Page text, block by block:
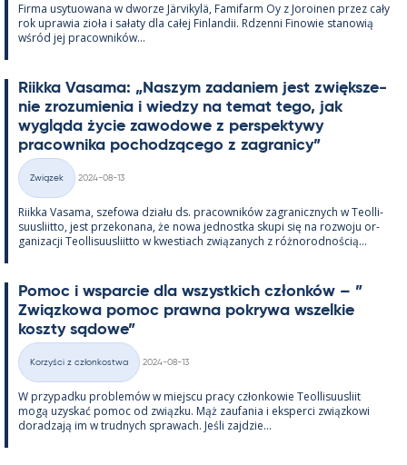
Firma usy­tuowana w dworze Jär­vi­kylä, Fa­mi­farm Oy z Jo­roi­nen przez cały
rok uprawia zioła i sałaty dla całej Fin­lan­dii. Rdzenni Fi­nowie sta­nowią
wśród jej pracow­ników...
Riikka Va­sama: „Naszym za­da­niem jest zwiększe­
nie zrozu­mie­nia i wiedzy na te­mat tego, jak
wygląda życie zawo­dowe z pers­pek­tywy
pracow­nika poc­hodzącego z za­gra­nicy”
Kategorie
Związek
2024-08-13
Riikka Va­sama, sze­fowa działu ds. pracow­ników za­gra­nicz­nych w Teol­li­
suus­liitto, jest prze­ko­nana, że nowa jed­nostka skupi się na rozwoju or­
ga­nizacji Teol­li­suus­liitto w kwes­tiach związa­nych z róż­no­rod­nością...
Po­moc i ws­parcie dla wszyst­kich członków – ”
Związ­kowa po­moc prawna pok­rywa wszel­kie
koszty są­dowe”
Kategorie
Korzyści z członkostwa
2024-08-13
W przy­padku problemów w miejscu pracy człon­kowie Teol­li­suus­liit
mogą uzys­kać po­moc od związku. Mąż zau­fa­nia i eks­perci związ­kowi
do­radzają im w trud­nych sprawach. Jeśli zajdzie...